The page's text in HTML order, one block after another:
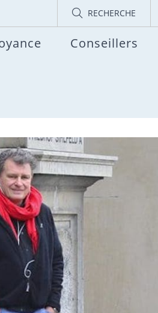
RECHERCHE
Conseillers